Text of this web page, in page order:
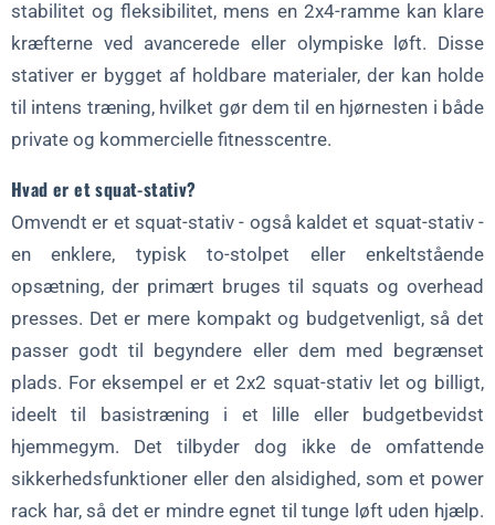
stabilitet og fleksibilitet, mens en 2x4-ramme kan klare
kræfterne ved avancerede eller olympiske løft. Disse
stativer er bygget af holdbare materialer, der kan holde
til intens træning, hvilket gør dem til en hjørnesten i både
private og kommercielle fitnesscentre.
Hvad er et squat-stativ?
Omvendt er et squat-stativ - også kaldet et squat-stativ -
en enklere, typisk to-stolpet eller enkeltstående
opsætning, der primært bruges til squats og overhead
presses. Det er mere kompakt og budgetvenligt, så det
passer godt til begyndere eller dem med begrænset
plads. For eksempel er et 2x2 squat-stativ let og billigt,
ideelt til basistræning i et lille eller budgetbevidst
hjemmegym. Det tilbyder dog ikke de omfattende
sikkerhedsfunktioner eller den alsidighed, som et power
rack har, så det er mindre egnet til tunge løft uden hjælp.